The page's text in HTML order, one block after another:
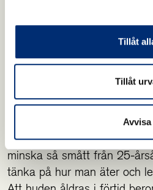
Tillåt
Tillåt
Avvisa
verkar inte spela någon
kollagenproduktionen, men
tillverka nya hudceller. 9
Eftersom kroppens
minska så smått från 25-
tänka på hur man äter och